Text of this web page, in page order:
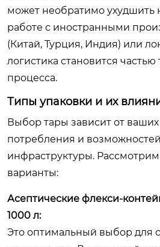
может необратимо ухудшить
работе с иностранными
(Китай, Турция, Индия) или
логистика становится частью
процесса.
Типы упаковки и их
Выбор тары зависит от
потребления и
инфраструктуры.
варианты:
Асептические флекси-
1000 л:
Это оптимальный выбор для